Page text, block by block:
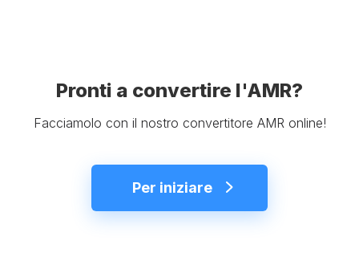
Pronti a convertire l'AMR?
Facciamolo con il nostro convertitore AMR online!
Per iniziare